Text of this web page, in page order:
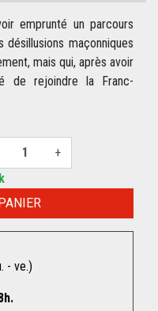
emprunté un parcours
maçonniques
mais qui, après avoir
de rejoindre la Franc-
+
- ve.)